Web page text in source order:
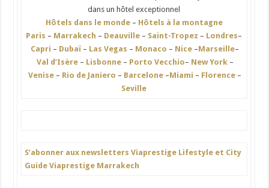
dans un hôtel exceptionnel
Hôtels dans le monde– Hôtels à la montagne
Paris – Marrakech – Deauville – Saint-Tropez – Londres–
Capri – Dubaï – Las Vegas – Monaco – Nice –Marseille–
Val d’Isère– Lisbonne– Porto Vecchio– New York–
Venise – Rio de Janiero – Barcelone –Miami – Florence –
Seville
S’abonner aux newsletters Viaprestige Lifestyle et City
Guide Viaprestige Marrakech